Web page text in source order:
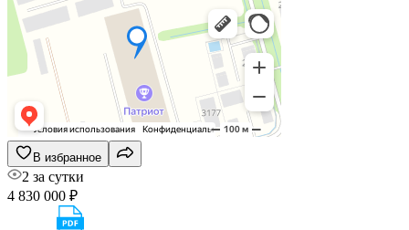
В избранное
2 за сутки
4 830 000 ₽